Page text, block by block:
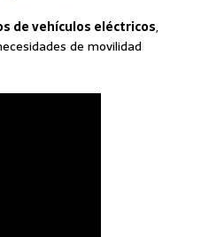
de vehículos eléctricos,
de movilidad